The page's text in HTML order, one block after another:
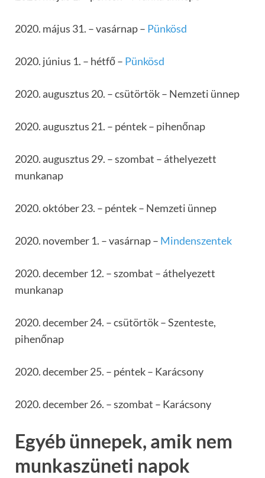
2020. május 31. – vasárnap – Pünkösd
2020. június 1. – hétfő – Pünkösd
2020. augusztus 20. – csütörtök – Nemzeti ünnep
2020. augusztus 21. – péntek – pihenőnap
2020. augusztus 29. – szombat – áthelyezett
munkanap
2020. október 23. – péntek – Nemzeti ünnep
2020. november 1. – vasárnap – Mindenszentek
2020. december 12. – szombat – áthelyezett
munkanap
2020. december 24. – csütörtök – Szenteste,
pihenőnap
2020. december 25. – péntek – Karácsony
2020. december 26. – szombat – Karácsony
Egyéb ünnepek, amik nem
munkaszüneti napok